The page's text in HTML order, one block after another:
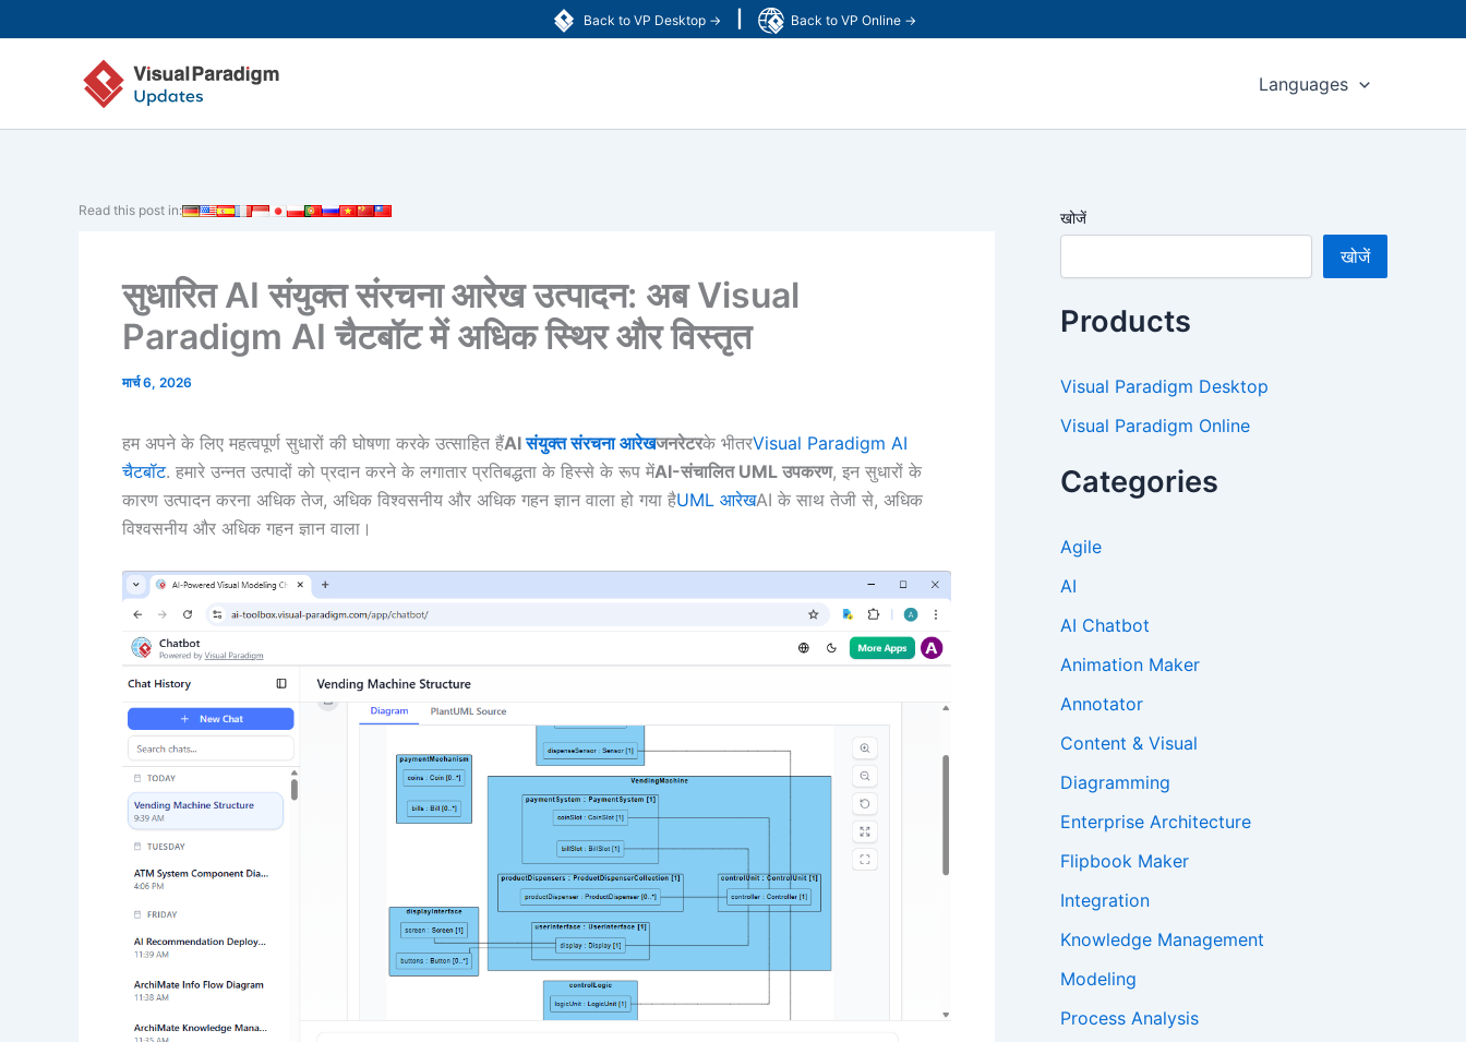
Back to VP Desktop → Back to VP Online →
to
Languages
Read this post in:
सुधारित AI संयुक्त संरचना आरेख उत्पादन: अब Visual
Paradigm AI चैटबॉट में अधिक स्थिर और विस्तृत
मार्च 6, 2026
हम अपने के लिए महत्वपूर्ण सुधारों की घोषणा करके उत्साहित हैंAIसंयुक्त संरचना आरेखजनरेटरके भीतरVisual Paradigm AI
चैटबॉट. हमारे उन्नत उत्पादों को प्रदान करने के लगातार प्रतिबद्धता के हिस्से के रूप मेंAI-संचालित UML उपकरण, इन सुधारों के
कारण उत्पादन करना अधिक तेज, अधिक विश्वसनीय और अधिक गहन ज्ञान वाला हो गया हैUML आरेखAI के साथ तेजी से, अधिक
विश्वसनीय और अधिक गहन ज्ञान वाला।
खोजें
खोजें
Products
Visual Paradigm Desktop
Visual Paradigm Online
Categories
Agile
AI
AI Chatbot
Animation Maker
Annotator
Content & Visual
Diagramming
Enterprise Architecture
Flipbook Maker
Integration
Knowledge Management
Modeling
Process Analysis